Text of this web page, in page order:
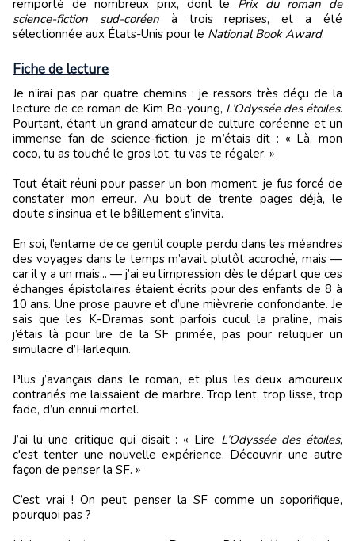
remporté de nombreux prix, dont le Prix du roman de
science-fiction sud-coréenà trois reprises, et a été
sélectionnée aux États-Unis pour le National Book Award.
Fiche de lecture
Je n’irai pas par quatre chemins : je ressors très déçu de la
lecture de ce roman de Kim Bo-young, L’Odyssée des étoiles.
Pourtant, étant un grand amateur de culture coréenne et un
immense fan de science-fiction, je m’étais dit : « Là, mon
coco, tu as touché le gros lot, tu vas te régaler. »
Tout était réuni pour passer un bon moment, je fus forcé de
constater mon erreur. Au bout de trente pages déjà, le
doute s’insinua et le bâillement s’invita.
En soi, l’entame de ce gentil couple perdu dans les méandres
des voyages dans le temps m’avait plutôt accroché, mais —
car il y a un mais... — j’ai eu l’impression dès le départ que ces
échanges épistolaires étaient écrits pour des enfants de 8 à
10 ans. Une prose pauvre et d’une mièvrerie confondante. Je
sais que les K-Dramas sont parfois cucul la praline, mais
j’étais là pour lire de la SF primée, pas pour reluquer un
simulacre d’Harlequin.
Plus j’avançais dans le roman, et plus les deux amoureux
contrariés me laissaient de marbre. Trop lent, trop lisse, trop
fade, d’un ennui mortel.
J’ai lu une critique qui disait : « Lire L’Odyssée des étoiles,
c'est tenter une nouvelle expérience. Découvrir une autre
façon de penser la SF. »
C’est vrai ! On peut penser la SF comme un soporifique,
pourquoi pas ?